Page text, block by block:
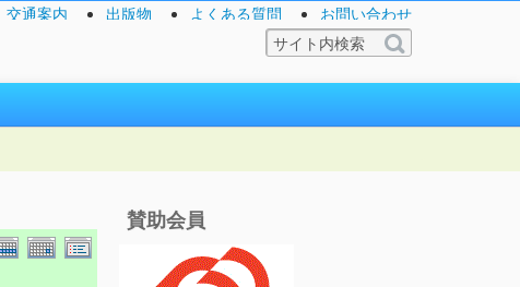
交通案内 出版物 よくある質問 お問い合わせ
賛助会員